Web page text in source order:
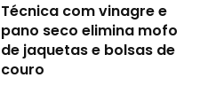
Técnica com vinagre e
pano seco elimina mofo
de jaquetas e bolsas de
couro